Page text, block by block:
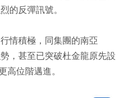
的反彈訊號。
情積極，同集團的南亞
，甚至已突破杜金龍原先設
高位階邁進。